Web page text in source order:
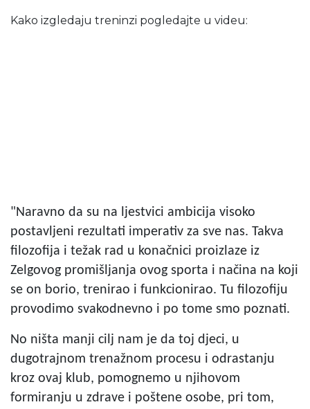
Kako izgledaju treninzi pogledajte u videu:
"Naravno da su na ljestvici ambicija visoko
postavljeni rezultati imperativ za sve nas. Takva
filozofija i težak rad u konačnici proizlaze iz
Zelgovog promišljanja ovog sporta i načina na koji
se on borio, trenirao i funkcionirao. Tu filozofiju
provodimo svakodnevno i po tome smo poznati.
No ništa manji cilj nam je da toj djeci, u
dugotrajnom trenažnom procesu i odrastanju
kroz ovaj klub, pomognemo u njihovom
formiranju u zdrave i poštene osobe, pri tom,